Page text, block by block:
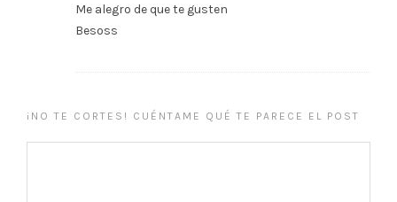
Me alegro de que te gusten
Besoss
¡NO TE CORTES! CUÉNTAME QUÉ TE PARECE EL POST